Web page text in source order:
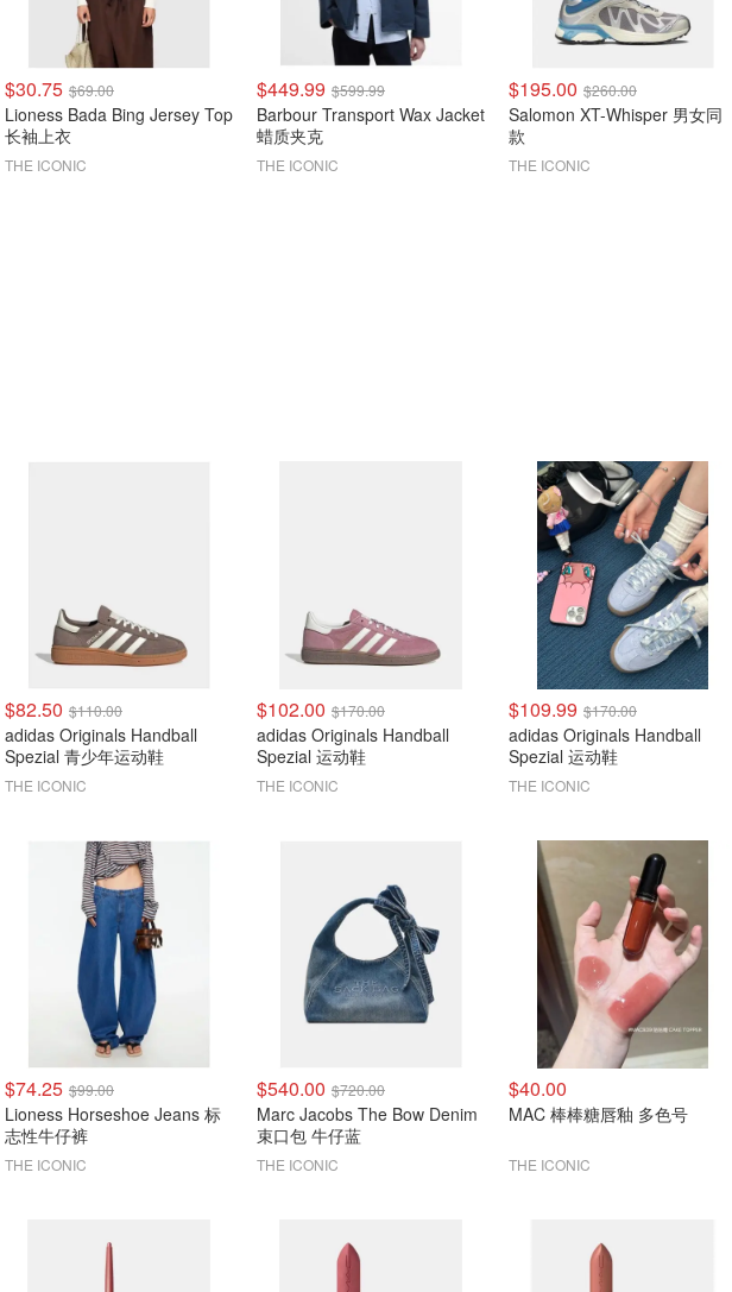
$30.75 $69.00
Lioness Bada Bing Jersey Top
长袖上衣
THE ICONIC
$449.99 $599.99
Barbour Transport Wax Jacket
蜡质夹克
THE ICONIC
$195.00 $260.00
Salomon XT-Whisper 男女同
款
THE ICONIC
$82.50 $110.00
adidas Originals Handball
Spezial 青少年运动鞋
THE ICONIC
$102.00 $170.00
adidas Originals Handball
Spezial 运动鞋
THE ICONIC
$109.99 $170.00
adidas Originals Handball
Spezial 运动鞋
THE ICONIC
$74.25 $99.00
Lioness Horseshoe Jeans 标
志性牛仔裤
THE ICONIC
$540.00 $720.00
Marc Jacobs The Bow Denim
束口包 牛仔蓝
THE ICONIC
$40.00
MAC 棒棒糖唇釉 多色号
THE ICONIC